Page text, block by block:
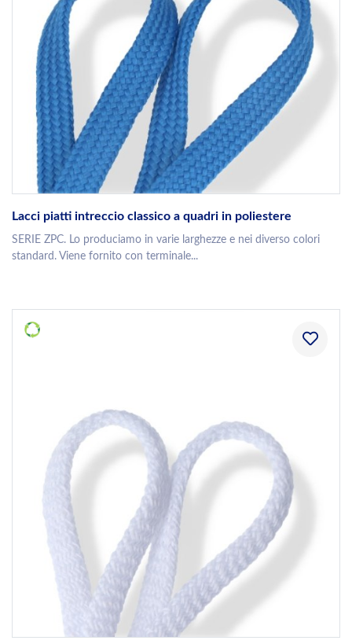
Lacci piatti intreccio classico a quadri in poliestere
SERIE ZPC. Lo produciamo in varie larghezze e nei diverso colori
standard. Viene fornito con terminale...